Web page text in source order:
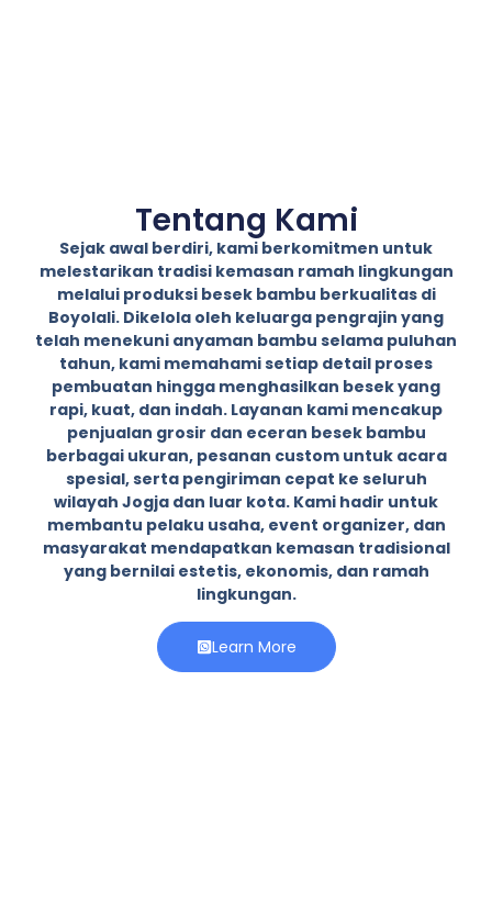
Tentang Kami
Sejak awal berdiri, kami berkomitmen untuk
melestarikan tradisi kemasan ramah lingkungan
melalui produksi besek bambu berkualitas di
Boyolali. Dikelola oleh keluarga pengrajin yang
telah menekuni anyaman bambu selama puluhan
tahun, kami memahami setiap detail proses
pembuatan hingga menghasilkan besek yang
rapi, kuat, dan indah. Layanan kami mencakup
penjualan grosir dan eceran besek bambu
berbagai ukuran, pesanan custom untuk acara
spesial, serta pengiriman cepat ke seluruh
wilayah Jogja dan luar kota. Kami hadir untuk
membantu pelaku usaha, event organizer, dan
masyarakat mendapatkan kemasan tradisional
yang bernilai estetis, ekonomis, dan ramah
lingkungan.
Learn More